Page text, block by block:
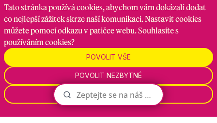
Kontakty Ke stažení
Nastavení cookies GDPRRSS kanál
Zadavatel je hnutí Starostové a nezávislí, zpracovatel je
Maven Strategy s.r.o., 2026
Tato stránkapoužívá cookies, abychom vám dokázali dodat
co nejlepší zážitek skrze naší komunikaci. Nastavit cookies
můžete pomocí odkazu v patičce webu. Souhlasíte s
používáním cookies?
POVOLIT NEZBYTNÉ
NASTAVENÍ
POVOLIT VŠE